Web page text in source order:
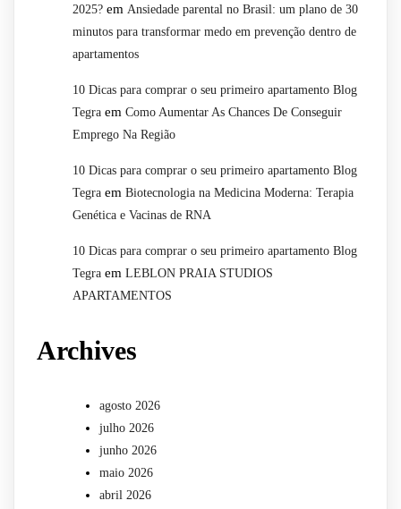
2025? em Ansiedade parental no Brasil: um plano de 30
minutos para transformar medo em prevenção dentro de
apartamentos
10 Dicas para comprar o seu primeiro apartamento Blog
Tegra em Como Aumentar As Chances De Conseguir
Emprego Na Região
10 Dicas para comprar o seu primeiro apartamento Blog
Tegra em Biotecnologia na Medicina Moderna: Terapia
Genética e Vacinas de RNA
10 Dicas para comprar o seu primeiro apartamento Blog
Tegra em LEBLON PRAIA STUDIOS
APARTAMENTOS
Archives
agosto 2026
julho 2026
junho 2026
maio 2026
abril 2026